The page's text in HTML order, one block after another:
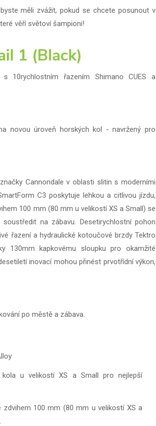
měli zvážit, pokud se chcete posunout v
věří světoví šampioni!
1 (Black)
s 10rychlostním řazením Shimano CUES a
novou úroveň horských kol - navržený pro
Cannondale v oblasti slitin s moderními
C3 poskytuje lehkou a citlivou jízdu,
100 mm (80 mm u velikostí XS a Small) se
na zábavu. Desetirychlostní pohon
řazení a hydraulické kotoučové brzdy Tektro
130mm kapkovému sloupku pro okamžité
inovací mohou přinést prvotřídní výkon,
po městě a zábava.
u velikostí XS a Small pro nejlepší
zdvihem 100 mm (80 mm u velikostí XS a